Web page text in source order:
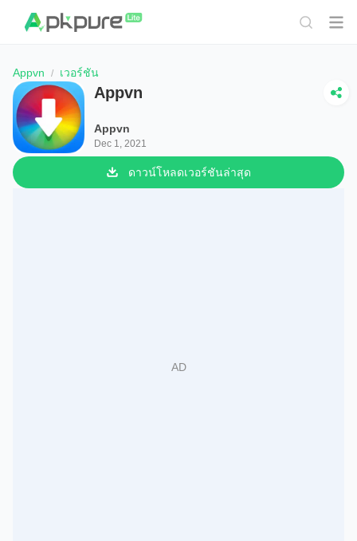
Appvn เวอร์ชัน
Appvn
Appvn
Dec 1, 2021
ดาวน์โหลดเวอร์ชันล่าสุด